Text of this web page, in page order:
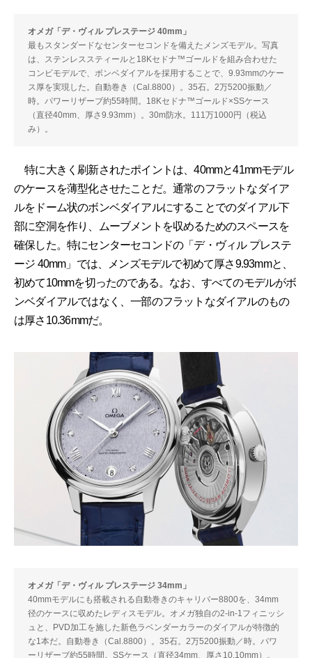
オメガ「デ・ヴィル プレステージ 40mm」
最もスタンダードなセンターセコンドを備えたメンズモデル。写真
は、ステンレススティールと18Kセドナ™️ゴールドを組み合わせた
コンビモデルで、ボンベダイアルを採用することで、9.93mmのケー
ス厚を実現した。自動巻き（Cal.8800）。35石。2万5200振動／
時。パワーリザーブ約55時間。18Kセドナ™️ゴールド×SSケース
（直径40mm、厚さ9.93mm）。30m防水。111万1000円（税込
み）。
特に大きく刷新されたポイントは、40mmと41mmモデル
のケースを薄型化させたことだ。通常のフラットなダイア
ルをドーム状のボンベダイアルにすることでのダイアル下
部に空洞を作り、ムーブメントを収めるためのスペースを
確保した。特にセンターセコンドの「デ・ヴィル プレステ
ージ 40mm」では、メンズモデルで初めて厚さ9.93mmと、
初めて10mmを切ったのである。なお、すべてのモデルがボ
ンベダイアルではなく、一部のフラットなダイアルのもの
は厚さ10.36mmだ。
オメガ「デ・ヴィル プレステージ 34mm」
40mmモデルにも搭載される自動巻きのキャリバー8800を、34mm
径のケースに収めたレディスモデル。オメガ独自の2-in-1フィニッシ
ュと、PVD加工を施した新色ラベンダーカラーのダイアルが特徴的
な1本だ。自動巻き（Cal.8800）。35石。2万5200振動／時。パワ
ーリザーブ約55時間。SSケース（直径34mm、厚さ10.10mm）。